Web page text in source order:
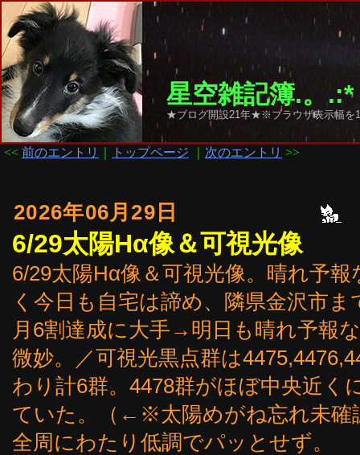
星空雑記簿.。
★ブログ開設21年★※ブラウザ表示幅を
<< 前のエントリ トップページ 次のエントリ >>
2026年06月29日
6/29太陽Hα像＆可視光像
6/29太陽Hα像＆可視光像。晴れ予
く今日も自宅は諦め、隣県金沢市
月6割達成に大手→明日も晴れ予報
微妙。／可視光黒点群は
わり計6群。4478群がほぼ中央近く
ていた。（←※太陽めがね忘れ未確
全周にわたり低調でパッとせず。